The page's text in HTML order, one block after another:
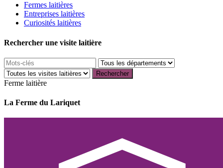
Fermes laitières
Entreprises laitières
Curiosités laitières
Rechercher une visite laitière
Ferme laitière
La Ferme du Lariquet